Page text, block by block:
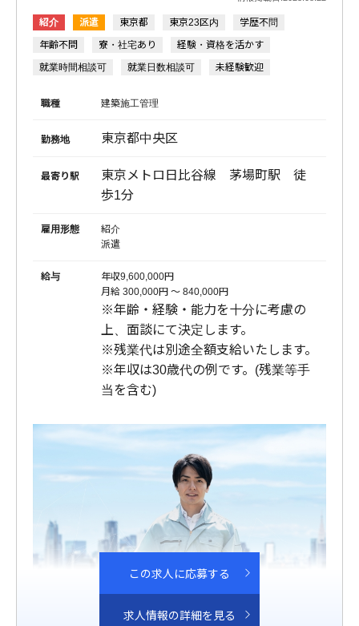
紹介 派遣 東京都 東京23区内
学歴不問
年齢不問
寮・社宅あり
経験・資格を活かす
就業時間相談可
就業日数相談可 未経験歓迎
職種 建築施工管理
勤務地 東京都中央区
最寄り駅
東京メトロ日比谷線 茅場町駅 徒
歩1分
雇用形態
紹介
派遣
給与
年収9,600,000円
月給 300,000円 〜 840,000円
※年齢・経験・能力を十分に考慮の
上、面談にて決定します。
※残業代は別途全額支給いたします。
※年収は30歳代の例です。(残業等手
当を含む)
この求人に応募する
求人情報の詳細を見る